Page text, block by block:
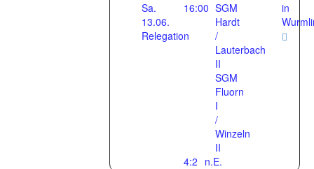
Sa.
13.06.
Relegation
16:00 SGM
Hardt
/
Lauterbach
II
SGM
Fluorn
I
/
Winzeln
II
4:2 n.E.
in